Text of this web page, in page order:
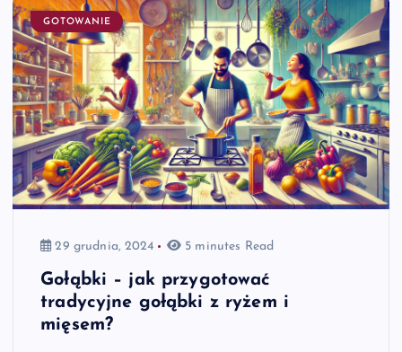
GOTOWANIE
29 grudnia, 2024 5 minutes Read
Gołąbki – jak przygotować
tradycyjne gołąbki z ryżem i
mięsem?